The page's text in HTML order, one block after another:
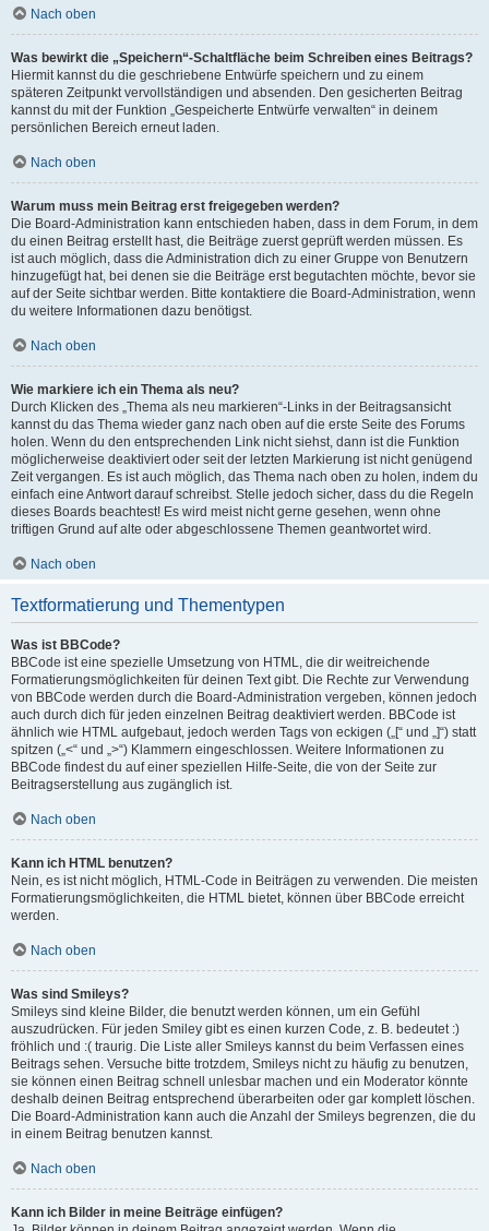
Nach oben
Was bewirkt die „Speichern“-Schaltfläche beim Schreiben eines Beitrags?
Hiermit kannst du die geschriebene Entwürfe speichern und zu einem
späteren Zeitpunkt vervollständigen und absenden. Den gesicherten Beitrag
kannst du mit der Funktion „Gespeicherte Entwürfe verwalten“ in deinem
persönlichen Bereich erneut laden.
Nach oben
Warum muss mein Beitrag erst freigegeben werden?
Die Board-Administration kann entschieden haben, dass in dem Forum, in dem
du einen Beitrag erstellt hast, die Beiträge zuerst geprüft werden müssen. Es
ist auch möglich, dass die Administration dich zu einer Gruppe von Benutzern
hinzugefügt hat, bei denen sie die Beiträge erst begutachten möchte, bevor sie
auf der Seite sichtbar werden. Bitte kontaktiere die Board-Administration, wenn
du weitere Informationen dazu benötigst.
Nach oben
Wie markiere ich ein Thema als neu?
Durch Klicken des „Thema als neu markieren“-Links in der Beitragsansicht
kannst du das Thema wieder ganz nach oben auf die erste Seite des Forums
holen. Wenn du den entsprechenden Link nicht siehst, dann ist die Funktion
möglicherweise deaktiviert oder seit der letzten Markierung ist nicht genügend
Zeit vergangen. Es ist auch möglich, das Thema nach oben zu holen, indem du
einfach eine Antwort darauf schreibst. Stelle jedoch sicher, dass du die Regeln
dieses Boards beachtest! Es wird meist nicht gerne gesehen, wenn ohne
triftigen Grund auf alte oder abgeschlossene Themen geantwortet wird.
Nach oben
Textformatierung und Thementypen
Was ist BBCode?
BBCode ist eine spezielle Umsetzung von HTML, die dir weitreichende
Formatierungsmöglichkeiten für deinen Text gibt. Die Rechte zur Verwendung
von BBCode werden durch die Board-Administration vergeben, können jedoch
auch durch dich für jeden einzelnen Beitrag deaktiviert werden. BBCode ist
ähnlich wie HTML aufgebaut, jedoch werden Tags von eckigen („[“ und „]“) statt
spitzen („<“ und „>“) Klammern eingeschlossen. Weitere Informationen zu
BBCode findest du auf einer speziellen Hilfe-Seite, die von der Seite zur
Beitragserstellung aus zugänglich ist.
Nach oben
Kann ich HTML benutzen?
Nein, es ist nicht möglich, HTML-Code in Beiträgen zu verwenden. Die meisten
Formatierungsmöglichkeiten, die HTML bietet, können über BBCode erreicht
werden.
Nach oben
Was sind Smileys?
Smileys sind kleine Bilder, die benutzt werden können, um ein Gefühl
auszudrücken. Für jeden Smiley gibt es einen kurzen Code, z. B. bedeutet :)
fröhlich und :( traurig. Die Liste aller Smileys kannst du beim Verfassen eines
Beitrags sehen. Versuche bitte trotzdem, Smileys nicht zu häufig zu benutzen,
sie können einen Beitrag schnell unlesbar machen und ein Moderator könnte
deshalb deinen Beitrag entsprechend überarbeiten oder gar komplett löschen.
Die Board-Administration kann auch die Anzahl der Smileys begrenzen, die du
in einem Beitrag benutzen kannst.
Nach oben
Kann ich Bilder in meine Beiträge einfügen?